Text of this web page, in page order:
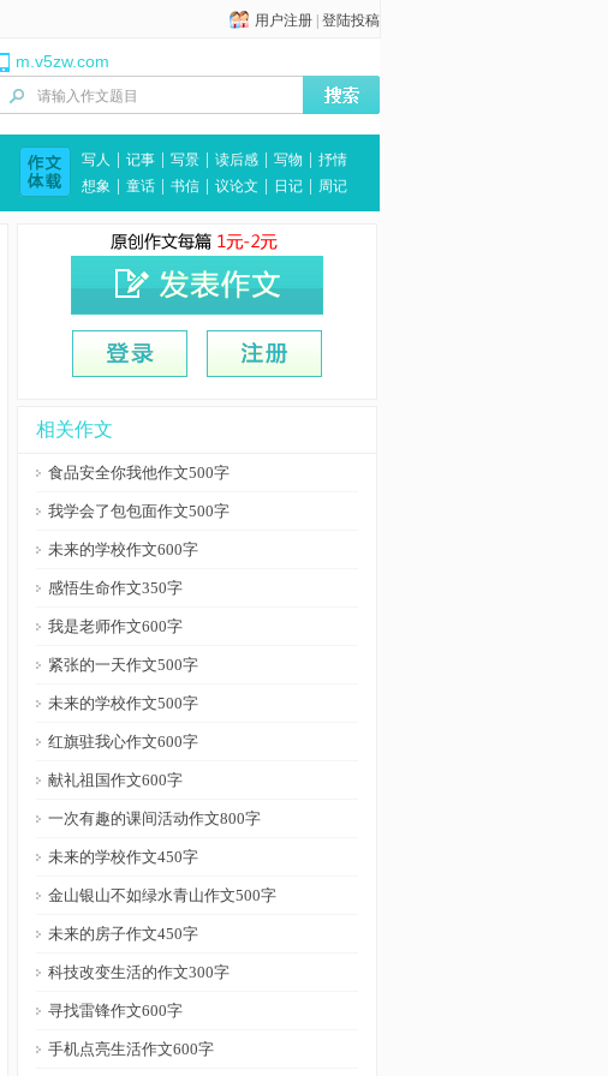
用户注册 登陆投稿
m.v5zw.com
写人 记事 写景 读后感 写物
抒情
想象
童话 书信 议论文 日记 周记
相关作文
食品安全你我他作文500字
我学会了包包面作文500字
未来的学校作文600字
感悟生命作文350字
我是老师作文600字
紧张的一天作文500字
未来的学校作文500字
红旗驻我心作文600字
献礼祖国作文600字
一次有趣的课间活动作文800字
未来的学校作文450字
金山银山不如绿水青山作文500字
未来的房子作文450字
科技改变生活的作文300字
寻找雷锋作文600字
手机点亮生活作文600字